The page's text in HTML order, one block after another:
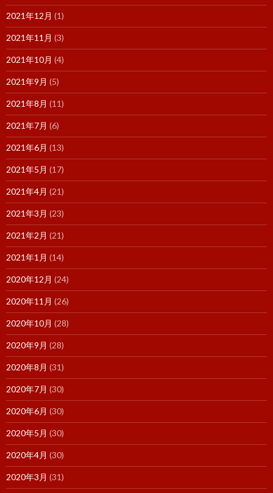
2021年12月 (1)
2021年11月 (3)
2021年10月 (4)
2021年9月 (5)
2021年8月 (11)
2021年7月 (6)
2021年6月 (13)
2021年5月 (17)
2021年4月 (21)
2021年3月 (23)
2021年2月 (21)
2021年1月 (14)
2020年12月 (24)
2020年11月 (26)
2020年10月 (28)
2020年9月 (28)
2020年8月 (31)
2020年7月 (30)
2020年6月 (30)
2020年5月 (30)
2020年4月 (30)
2020年3月 (31)